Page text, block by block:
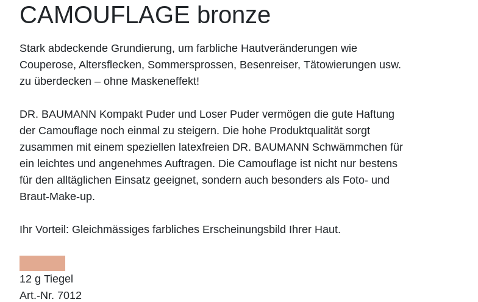
CAMOUFLAGE bronze
Stark abdeckende Grundierung, um farbliche Hautveränderungen wie
Couperose, Altersflecken, Sommersprossen, Besenreiser, Tätowierungen usw.
zu überdecken – ohne Maskeneffekt!
DR. BAUMANN Kompakt Puder und Loser Puder vermögen die gute Haftung
der Camouflage noch einmal zu steigern. Die hohe Produktqualität sorgt
zusammen mit einem speziellen latexfreien DR. BAUMANN Schwämmchen für
ein leichtes und angenehmes Auftragen. Die Camouflage ist nicht nur bestens
für den alltäglichen Einsatz geeignet, sondern auch besonders als Foto- und
Braut-Make-up.
Ihr Vorteil: Gleichmässiges farbliches Erscheinungsbild Ihrer Haut.
12 g Tiegel
Art.-Nr. 7012